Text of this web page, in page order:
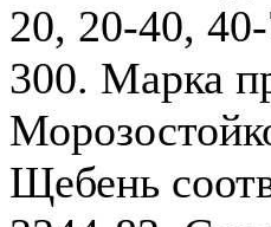
20, 20-40,
300. Марка
Щебень